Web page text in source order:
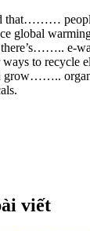
that………
global
e-
ways to recycle
grow……..
viết